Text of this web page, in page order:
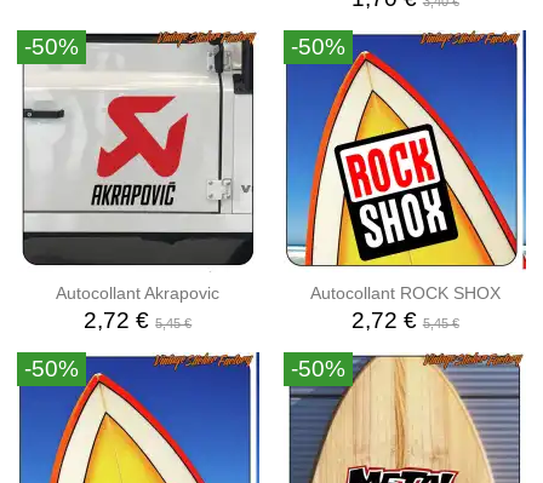
-50%
Autocollant Akrapovic
2,72 €5,45 €
-50%
Autocollant ROCK SHOX
2,72 €5,45 €
-50% -50%